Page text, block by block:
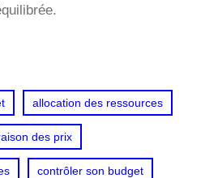
allocation des ressources
des prix
contrôler son budget